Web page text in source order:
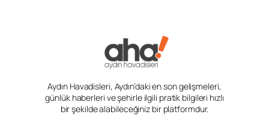
Aydın Havadisleri, Aydın’daki en son gelişmeleri,
günlük haberleri ve şehirle ilgili pratik bilgileri hızlı
bir şekilde alabileceğiniz bir platformdur.